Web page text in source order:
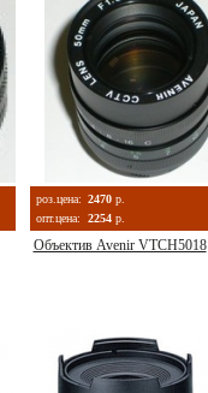
роз.цена: 2470 р.
опт.цена:
2254 р.
Объектив Avenir VTCH5018